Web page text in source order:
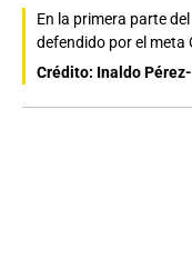
En la primera parte
defendido por el meta
Crédito: Inaldo